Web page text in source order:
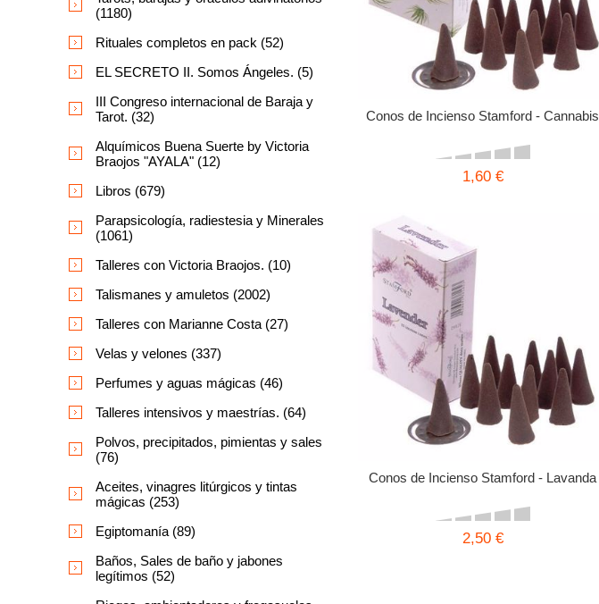
Conos de Incienso Stamford - Cannabis
1,60 €
Conos de Incienso Stamford - Lavanda
2,50 €
(1180)
Rituales completos en pack (52)
EL SECRETO II. Somos Ángeles. (5)
III Congreso internacional de Baraja y
Tarot. (32)
Alquímicos Buena Suerte by Victoria
Braojos "AYALA" (12)
Libros (679)
Parapsicología, radiestesia y Minerales
(1061)
Talleres con Victoria Braojos. (10)
Talismanes y amuletos (2002)
Talleres con Marianne Costa (27)
Velas y velones (337)
Perfumes y aguas mágicas (46)
Talleres intensivos y maestrías. (64)
Polvos, precipitados, pimientas y sales
(76)
Aceites, vinagres litúrgicos y tintas
mágicas (253)
Egiptomanía (89)
Baños, Sales de baño y jabones
legítimos (52)